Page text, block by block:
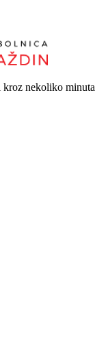
kroz nekoliko minuta